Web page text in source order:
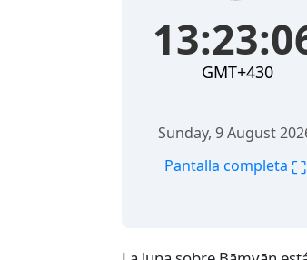
GMT+430
Sunday, 9 August
Pantalla completa ⛶